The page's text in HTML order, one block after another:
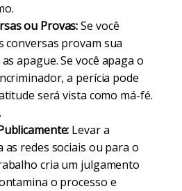
ou Provas:Se você
conversas provam sua
apague. Se você apaga o
a perícia pode
será vista como má-fé.
Levar a
as redes sociais ou para o
cria um julgamento
o processo e